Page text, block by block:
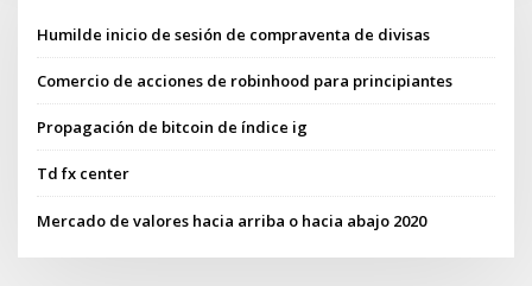
Humilde inicio de sesión de compraventa de divisas
Comercio de acciones de robinhood para principiantes
Propagación de bitcoin de índice ig
Td fx center
Mercado de valores hacia arriba o hacia abajo 2020